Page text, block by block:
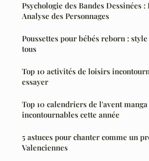
Psychologie des Bandes Dessinées
Analyse des Personnages
Poussettes pour bébés reborn :
tous
Top 10 activités de loisirs
essayer
Top 10 calendriers de l'avent manga
incontournables cette année
5 astuces pour chanter comme un
Valenciennes